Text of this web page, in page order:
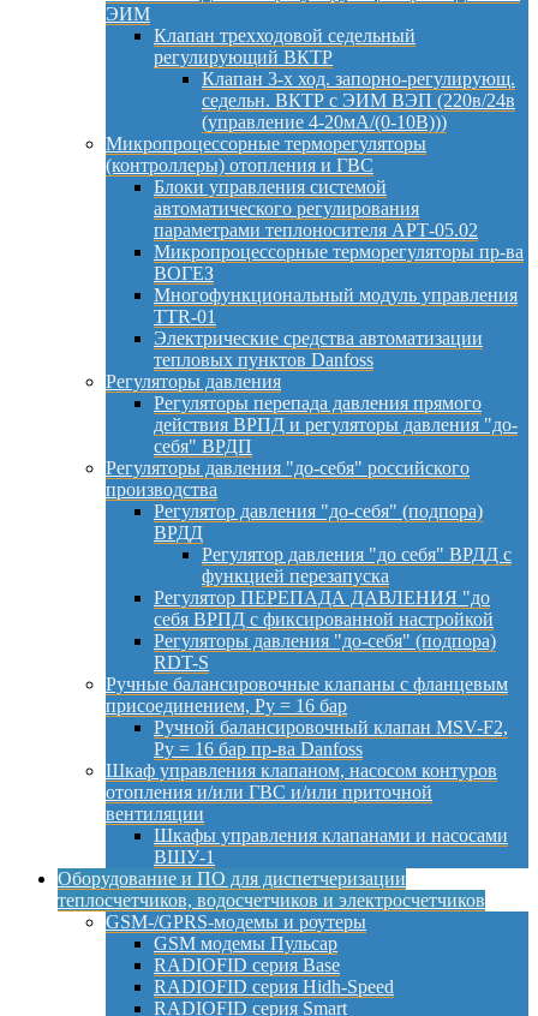
ЭИМ
Клапан трехходовой седельный
регулирующий ВКТР
Клапан 3-х ход. запорно-регулирующ.
седельн. ВКТР с ЭИМ ВЭП (220в/24в
(управление 4-20мА/(0-10В)))
Микропроцессорные терморегуляторы
(контроллеры) отопления и ГВС
Блоки управления системой
автоматического регулирования
параметрами теплоносителя АРТ-05.02
Микропроцессорные терморегуляторы пр-ва
ВОГЕЗ
Многофункциональный модуль управления
TTR-01
Электрические средства автоматизации
тепловых пунктов Danfoss
Регуляторы давления
Регуляторы перепада давления прямого
действия ВРПД и регуляторы давления "до-
себя" ВРДП
Регуляторы давления "до-себя" российского
производства
Регулятор давления "до-себя" (подпора)
ВРДД
Регулятор давления "до себя" ВРДД с
функцией перезапуска
Регулятор ПЕРЕПАДА ДАВЛЕНИЯ "до
себя ВРПД с фиксированной настройкой
Регуляторы давления "до-себя" (подпора)
RDT-S
Ручные балансировочные клапаны с фланцевым
присоединением, Py = 16 бар
Ручной балансировочный клапан MSV-F2,
Py = 16 бар пр-ва Danfoss
Шкаф управления клапаном, насосом контуров
отопления и/или ГВС и/или приточной
вентиляции
Шкафы управления клапанами и насосами
ВШУ-1
Оборудование и ПО для диспетчеризации
теплосчетчиков, водосчетчиков и электросчетчиков
GSM-/GPRS-модемы и роутеры
GSM модемы Пульсар
RADIOFID серия Base
RADIOFID серия Hidh-Speed
RADIOFID серия Smart